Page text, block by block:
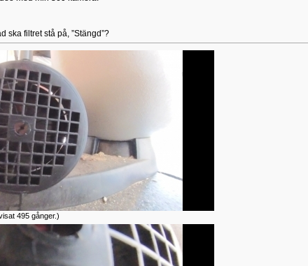
ska filtret stå på, ”Stängd”?
495 gånger.)